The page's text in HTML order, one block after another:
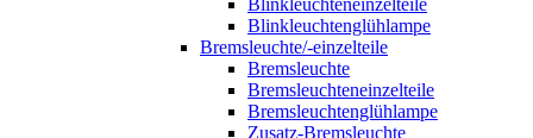
Blinkleuchteneinzelteile
Blinkleuchtenglühlampe
Bremsleuchte/-einzelteile
Bremsleuchte
Bremsleuchteneinzelteile
Bremsleuchtenglühlampe
Zusatz-Bremsleuchte